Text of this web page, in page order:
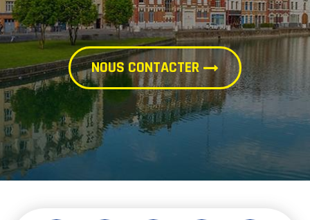
NOUS CONTACTER